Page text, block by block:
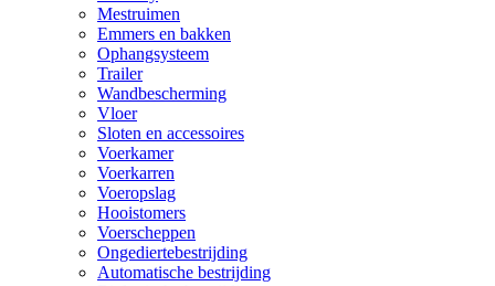
Mestruimen
Emmers en bakken
Ophangsysteem
Trailer
Wandbescherming
Vloer
Sloten en accessoires
Voerkamer
Voerkarren
Voeropslag
Hooistomers
Voerscheppen
Ongediertebestrijding
Automatische bestrijding